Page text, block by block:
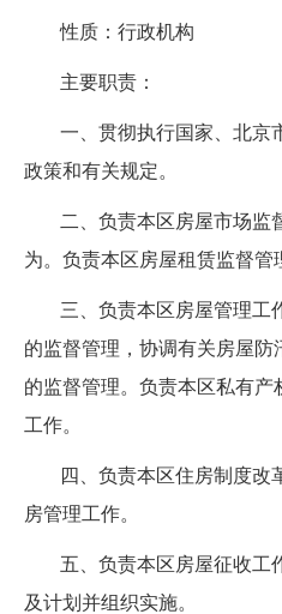
性质：行政机构
主要职责：
一、贯彻执行国家、北京
政策和有关规定。
二、负责本区房屋市场监
为。负责本区房屋租赁监督管
三、负责本区房屋管理工
的监督管理，协调有关房屋
的监督管理。负责本区私有
工作。
四、负责本区住房制度改
房管理工作。
五、负责本区房屋征收工
及计划并组织实施。